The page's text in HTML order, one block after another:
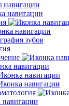
зубов